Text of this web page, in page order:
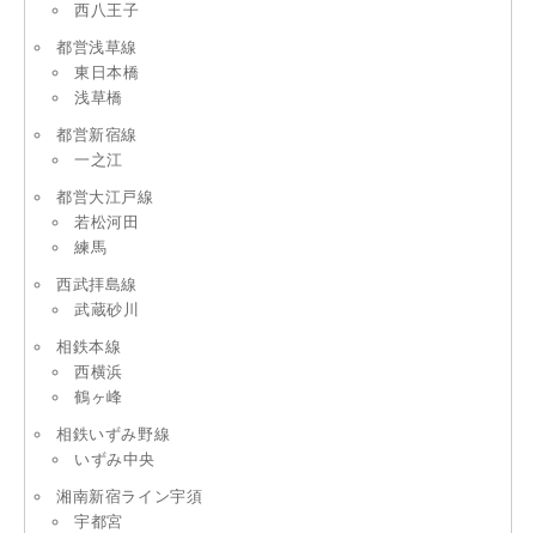
西八王子
都営浅草線
東日本橋
浅草橋
都営新宿線
一之江
都営大江戸線
若松河田
練馬
西武拝島線
武蔵砂川
相鉄本線
西横浜
鶴ヶ峰
相鉄いずみ野線
いずみ中央
湘南新宿ライン宇須
宇都宮